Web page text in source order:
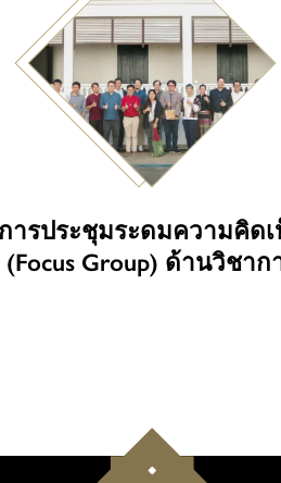
การประชุมระดมความคิด
(Focus Group) ด้านวิชาก